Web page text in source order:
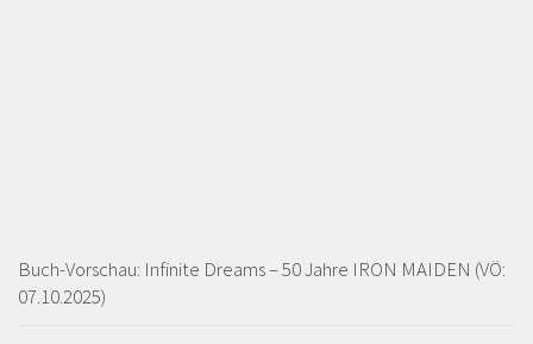
Buch-Vorschau: Infinite Dreams – 50 Jahre IRON MAIDEN (VÖ:
07.10.2025)